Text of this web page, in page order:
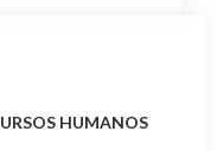
HUMANOS